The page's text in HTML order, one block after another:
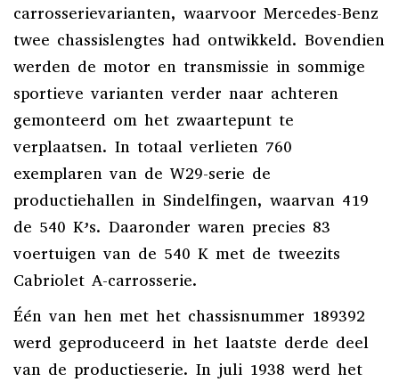
carrosserievarianten, waarvoor Mercedes-Benz
twee chassislengtes had ontwikkeld. Bovendien
werden de motor en transmissie in sommige
sportieve varianten verder naar achteren
gemonteerd om het zwaartepunt te
verplaatsen. In totaal verlieten 760
exemplaren van de W29-serie de
productiehallen in Sindelfingen, waarvan 419
de 540 K’s. Daaronder waren precies 83
voertuigen van de 540 K met de tweezits
Cabriolet A-carrosserie.
Één van hen met het chassisnummer 189392
werd geproduceerd in het laatste derde deel
van de productieserie. In juli 1938 werd het